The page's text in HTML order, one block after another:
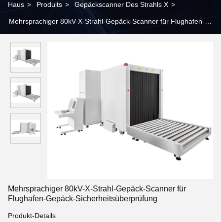
Haus > Produits > Gepäckscanner Des Strahls X >
Mehrsprachiger 80kV-X-Strahl-Gepäck-Scanner für Flughafen-
Mehrsprachiger 80kV-X-Strahl-Gepäck-Scanner für
Flughafen-Gepäck-Sicherheitsüberprüfung
Produkt-Details